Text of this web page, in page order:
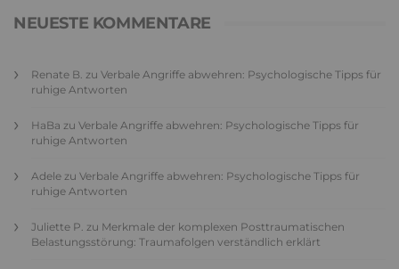
NEUESTE KOMMENTARE
Renate B. zu Verbale Angriffe abwehren: Psychologische Tipps für
ruhige Antworten
HaBa zu Verbale Angriffe abwehren: Psychologische Tipps für
ruhige Antworten
Adele zu Verbale Angriffe abwehren: Psychologische Tipps für
ruhige Antworten
Juliette P. zu Merkmale der komplexen Posttraumatischen
Belastungsstörung: Traumafolgen verständlich erklärt